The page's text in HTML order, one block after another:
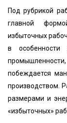
Под рубрикой
главной
избыточных
в
побеждается
производством.
размерами и
«избыточных»